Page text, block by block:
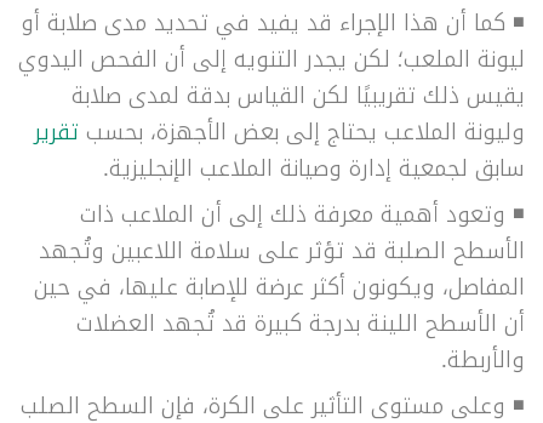
◾ كما أن هذا الإجراء قد يفيد في تحديد مدى صلابة أو
ليونة الملعب؛ لكن يجدر التنويه إلى أن الفحص اليدوي
يقيس ذلك تقريبيًا لكن القياس بدقة لمدى صلابة
وليونة الملاعب يحتاج إلى بعض الأجهزة، بحسب تقرير
سابق لجمعية إدارة وصيانة الملاعب الإنجليزية.
◾ وتعود أهمية معرفة ذلك إلى أن الملاعب ذات
الأسطح الصلبة قد تؤثر على سلامة اللاعبين وتُجهد
المفاصل، ويكونون أكثر عرضة للإصابة عليها، في حين
أن الأسطح اللينة بدرجة كبيرة قد تُجهد العضلات
والأربطة.
◾ وعلى مستوى التأثير على الكرة، فإن السطح الصلب